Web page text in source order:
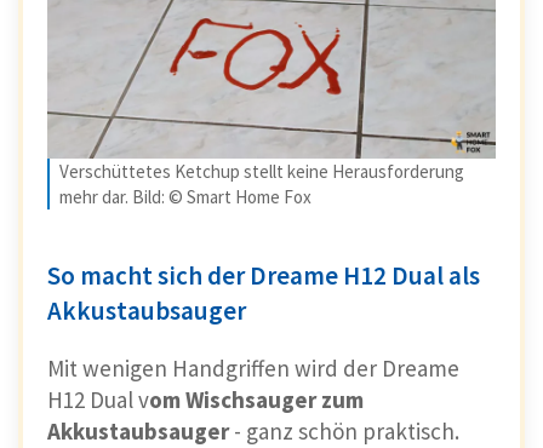
Verschüttetes Ketchup stellt keine Herausforderung
mehr dar. Bild: © Smart Home Fox
So macht sich der Dreame H12 Dual als
Akkustaubsauger
Mit wenigen Handgriffen wird der Dreame
H12 Dual vom Wischsauger zum
Akkustaubsauger- ganz schön praktisch.